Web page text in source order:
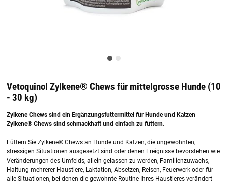
Vetoquinol Zylkene® Chews für mittelgrosse Hunde (10
- 30 kg)
Zylkene Chews sind ein Ergänzungsfuttermittel für Hunde und Katzen
Zylkene® Chews sind schmackhaft und einfach zu füttern.
Füttern Sie Zylkene® Chews an Hunde und Katzen, die ungewohnten,
stressigen Situationen ausgesetzt sind oder denen Ereignisse bevorstehen wie
Veränderungen des Umfelds, allein gelassen zu werden, Familienzuwachs,
Haltung mehrerer Haustiere, Laktation, Absetzen, Reisen, Feuerwerk oder für
alle Situationen, bei denen die gewohnte Routine Ihres Haustieres verändert